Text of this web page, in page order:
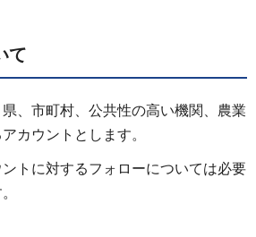
て
、市町村、公共性の高い機関、農業
カウントとします。
トに対するフォローについては必要